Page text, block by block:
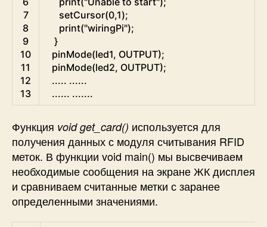
7
8
9
10
11
12
13
setCursor(0,1);
print("wiringPi");
}
pinMode(led1, OUTPUT);
pinMode(led2, OUTPUT);
..... ......
...... .......
Функция void get_card() используется для
получения данных с модуля считывания RFID
меток. В функции void main() мы высвечиваем
необходимые сообщения на экране ЖК дисплея
и сравниваем считанные метки с заранее
определенными значениями.